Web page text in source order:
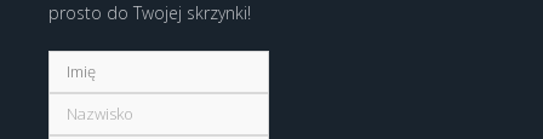
prosto do Twojej skrzynki!